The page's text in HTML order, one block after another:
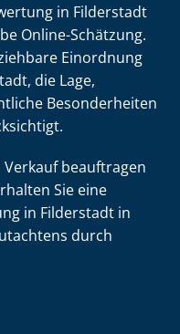
in Filderstadt
Online-Schätzung.
Einordnung
die Lage,
Besonderheiten
beauftragen
Sie eine
in Filderstadt in
durch